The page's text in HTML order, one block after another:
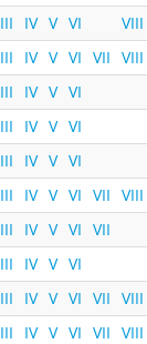
III IV V VI VIII
III IV V VI VII VIII
III IV V VI
III IV V VI
III IV V VI
III IV V VI VII VIII
III IV V VI VII
III IV V VI
III IV V VI VII VIII
III IV V VI VII VIII